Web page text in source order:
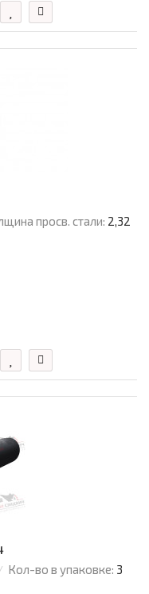
просв. стали: 2,32
Кол-во в упаковке: 3